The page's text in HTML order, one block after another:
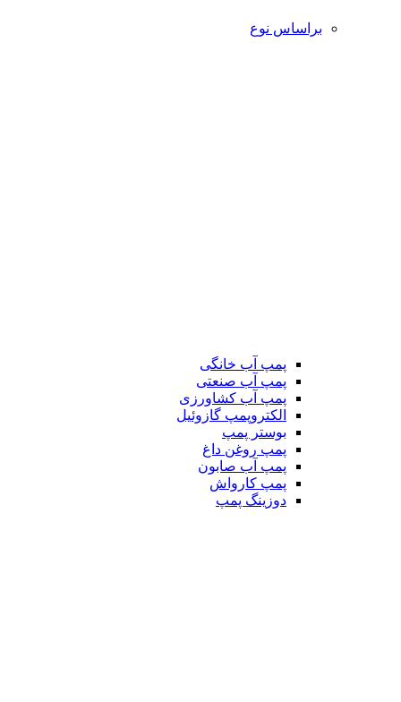
براساس نوع
پمپ آب خانگی
پمپ آب صنعتی
پمپ آب کشاورزی
الکتروپمپ گازوئیل
بوستر پمپ
پمپ روغن داغ
پمپ آب صابون
پمپ کارواش
دوزینگ پمپ